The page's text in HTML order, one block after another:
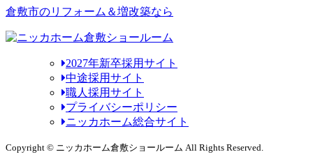
倉敷市のリフォーム＆増改築なら
2027年新卒採用サイト
中途採用サイト
職人採用サイト
プライバシーポリシー
ニッカホーム総合サイト
Copyright © ニッカホーム倉敷ショールーム All Rights Reserved.